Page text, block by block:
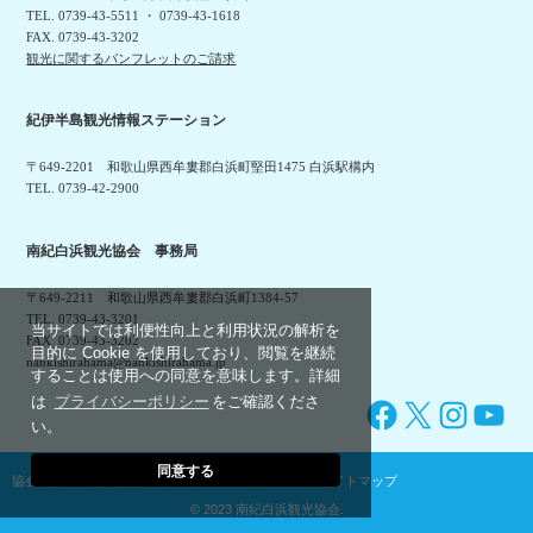
当サイトでは利便性向上と利用状況の解析を
目的に Cookie を使用しており、閲覧を継続
することは使用への同意を意味します。詳細
は プライバシーポリシー をご確認くださ
い。
同意する
TEL. 0739-43-5511 ・ 0739-43-1618
FAX. 0739-43-3202
観光に関するパンフレットのご請求
紀伊半島観光情報ステーション
〒649-2201 和歌山県西牟婁郡白浜町堅田1475 白浜駅構内
TEL. 0739-42-2900
南紀白浜観光協会 事務局
〒649-2211 和歌山県西牟婁郡白浜町1384-57
TEL. 0739-43-3201
FAX. 0739-43-3202
nankishirahama@nankishirahama.jp
Facebook X Instagram YouTube
協会概要 プライバシーポリシー
サイトマップ
© 2023 南紀白浜観光協会.